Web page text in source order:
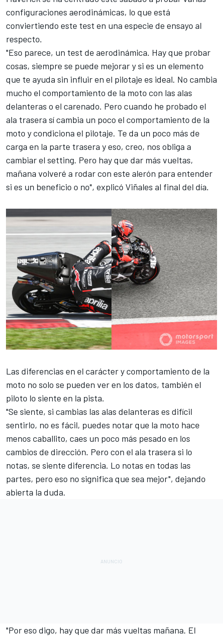
configuraciones aerodinámicas, lo que está
conviertiendo este test en una especie de ensayo al
respecto.
"Eso parece, un test de aerodinámica. Hay que probar
cosas, siempre se puede mejorar y si es un elemento
que te ayuda sin influir en el pilotaje es ideal. No cambia
mucho el comportamiento de la moto con las alas
delanteras o el carenado. Pero cuando he probado el
ala trasera sí cambia un poco el comportamiento de la
moto y condiciona el pilotaje. Te da un poco más de
carga en la parte trasera y eso, creo, nos obliga a
cambiar el setting. Pero hay que dar más vueltas,
mañana volveré a rodar con este alerón para entender
si es un beneficio o no", explicó Viñales al final del día.
Las diferencias en el carácter y comportamiento de la
moto no solo se pueden ver en los datos, también el
piloto lo siente en la pista.
"Se siente, si cambias las alas delanteras es difícil
sentirlo, no es fácil, puedes notar que la moto hace
menos caballito, caes un poco más pesado en los
cambios de dirección. Pero con el ala trasera si lo
notas, se siente diferencia. Lo notas en todas las
partes, pero eso no significa que sea mejor", dejando
abierta la duda.
"Por eso digo, hay que dar más vueltas mañana. El